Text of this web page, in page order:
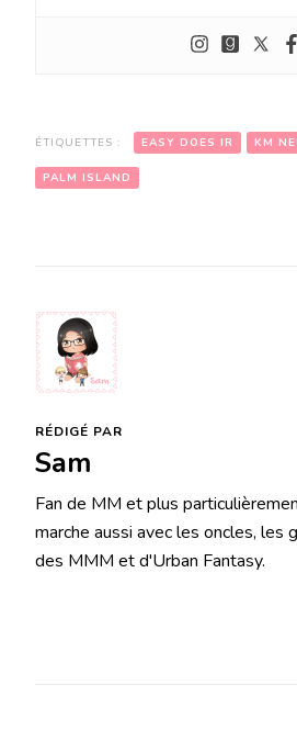
ÉTIQUETTES : EASY DOES IR KM
PALM ISLAND
RÉDIGÉ PAR
Sam
Fan de MM et plus
marche aussi avec les oncles, les
des MMM et d'Urban Fantasy.